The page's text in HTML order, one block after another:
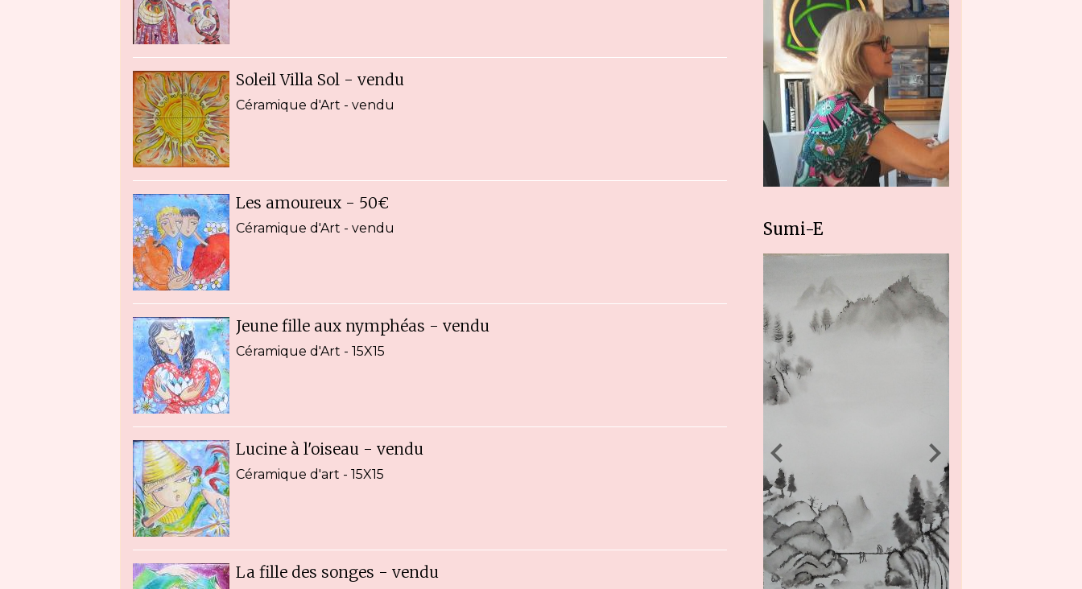
Soleil Villa Sol - vendu
Céramique d'Art - vendu
Les amoureux - 50€
Céramique d'Art - vendu
Jeune fille aux nymphéas - vendu
Céramique d'Art - 15X15
Lucine à l'oiseau - vendu
Céramique d'art - 15X15
La fille des songes - vendu
Sumi-E